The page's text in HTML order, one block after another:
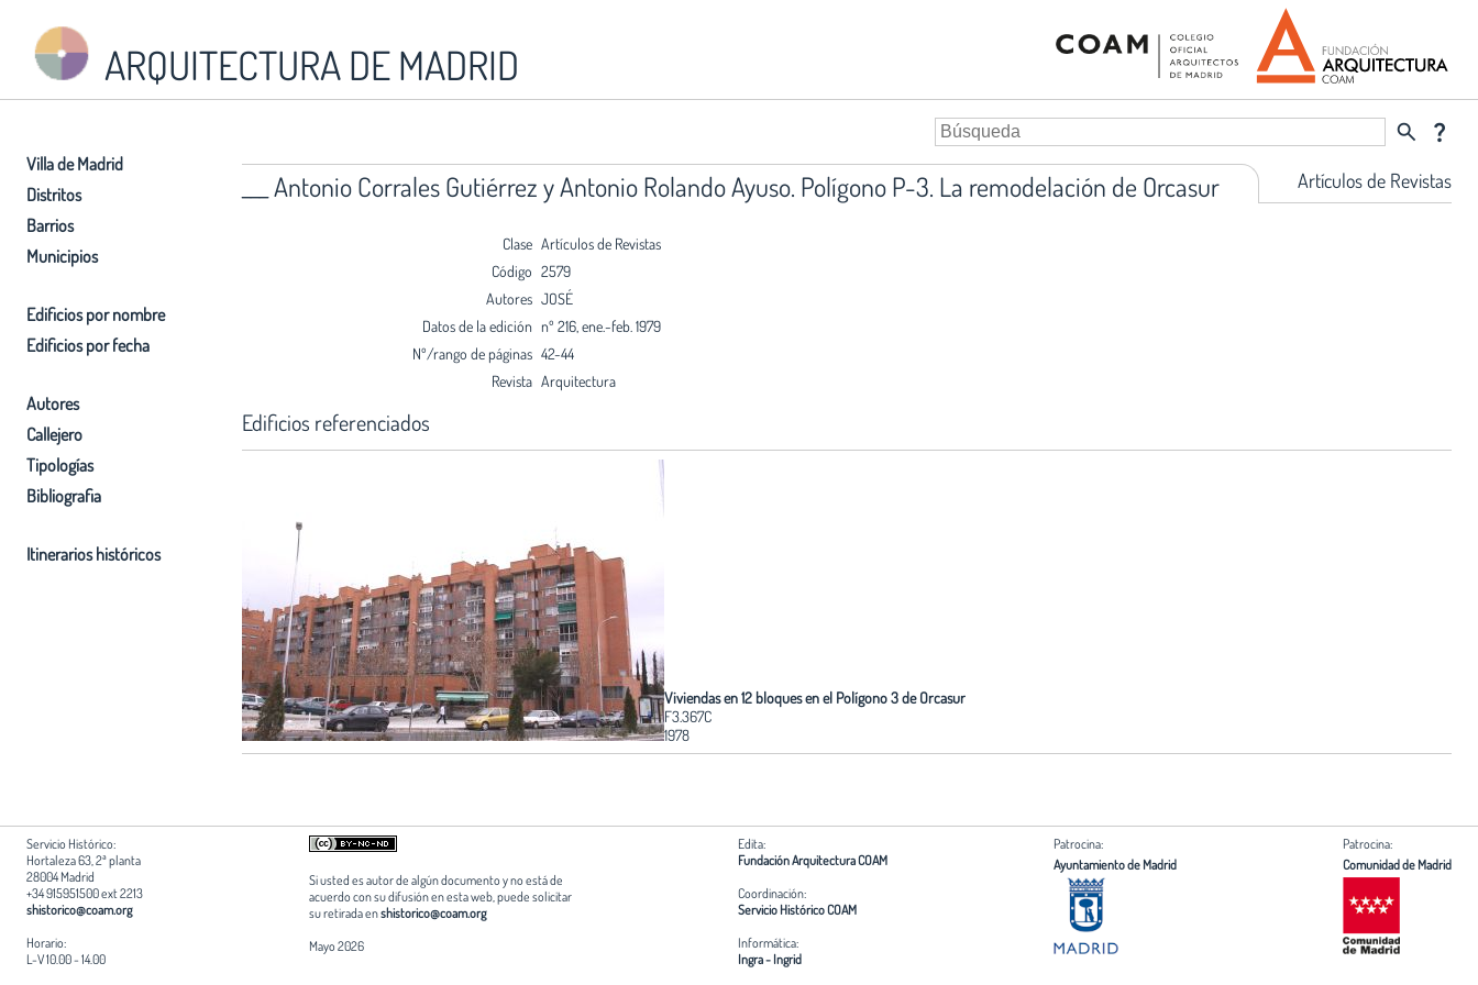
ARQUITECTURA DE MADRID
Villa de Madrid
Distritos
Barrios
Municipios
Edificios por nombre
Edificios por fecha
Autores
Callejero
Tipologías
Bibliografia
Itinerarios históricos
search question_mark
___ Antonio Corrales Gutiérrez y Antonio Rolando Ayuso. Polígono P-3. La remodelación de Orcasur Artículos de Revistas
Clase Artículos de Revistas
Código 2579
Autores JOSÉ
Datos de la edición nº 216, ene.-feb. 1979
Nº/rango de páginas 42-44
Revista Arquitectura
Edificios referenciados
Viviendas en 12 bloques en el Polígono 3 de Orcasur
F3.367C
1978
Servicio Histórico:
Hortaleza 63, 2ª planta
28004 Madrid
+34 915951500 ext 2213
shistorico@coam.org
Horario:
L-V 10.00 - 14.00
Si usted es autor de algún documento y no está de
acuerdo con su difusión en esta web, puede solicitar
su retirada enshistorico@coam.org
Mayo 2026
Edita:
Fundación Arquitectura COAM
Coordinación:
Servicio Histórico COAM
Informática:
Ingra - Ingrid
Patrocina:
Ayuntamiento de Madrid
Patrocina:
Comunidad de Madrid